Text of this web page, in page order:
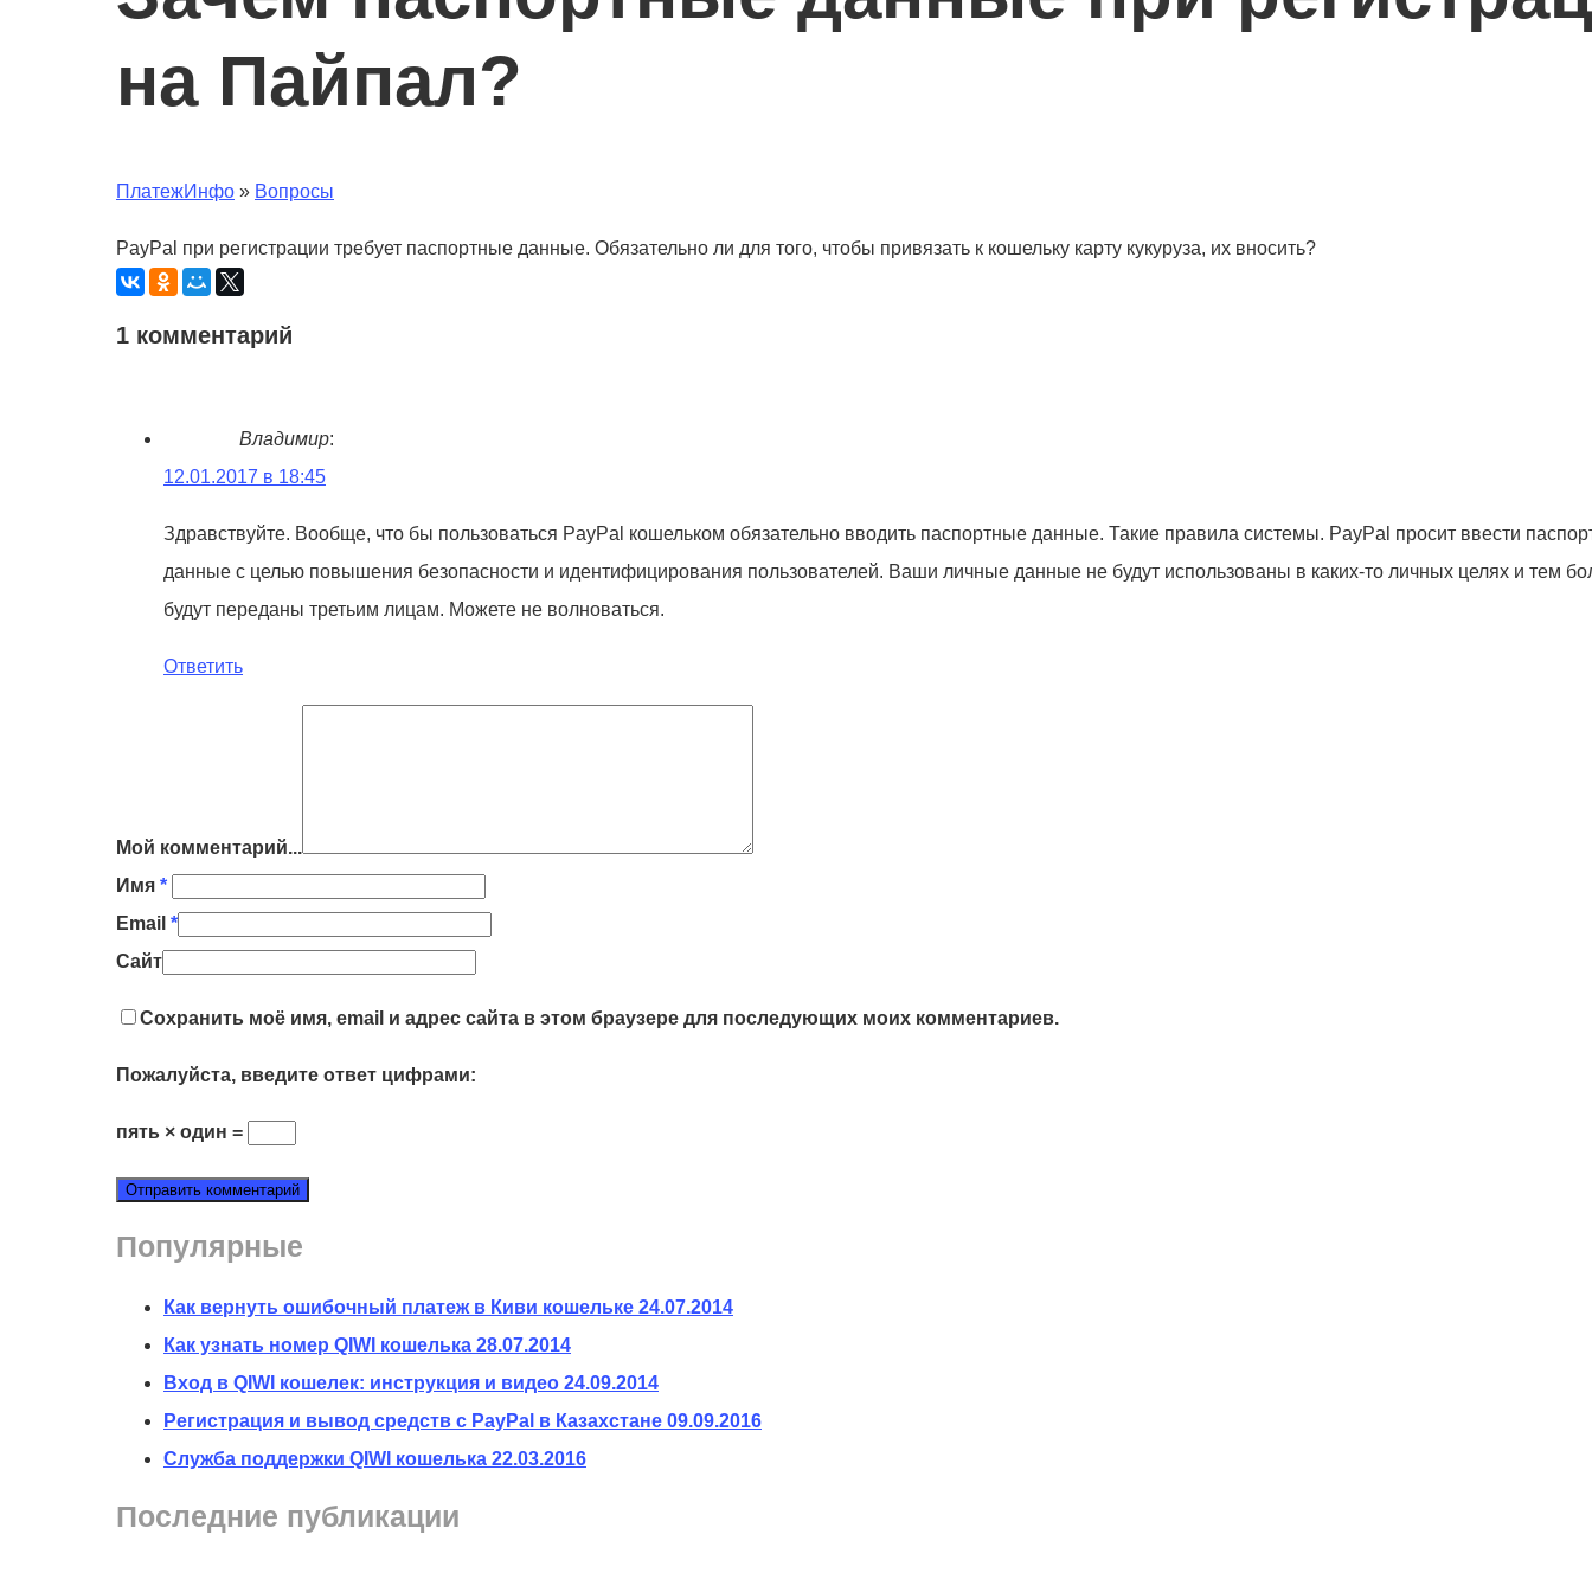
на Пайпал?
ПлатежИнфо » Вопросы
РayРal при регистрации требует паспортные данные. Обязательно ли для того, чтобы привязать к кошельку карту кукуруза, их вносить?
1 комментарий
Владимир:
12.01.2017 в 18:45
Здравствуйте. Вообще, что бы пользоваться PayPal кошельком обязательно вводить паспортные данные. Такие правила системы. PayPal просит ввести
данные с целью повышения безопасности и идентифицирования пользователей. Ваши личные данные не будут использованы в каких-то личных целях и тем
будут переданы третьим лицам. Можете не волноваться.
Ответить
Мой комментарий...
Имя *
Email *
Сайт
Сохранить моё имя, email и адрес сайта в этом браузере для последующих моих комментариев.
Пожалуйста, введите ответ цифрами:
пять × один =
Популярные
Как вернуть ошибочный платеж в Киви кошельке 24.07.2014
Как узнать номер QIWI кошелька 28.07.2014
Вход в QIWI кошелек: инструкция и видео 24.09.2014
Регистрация и вывод средств с PayPal в Казахстане 09.09.2016
Служба поддержки QIWI кошелька 22.03.2016
Последние публикации